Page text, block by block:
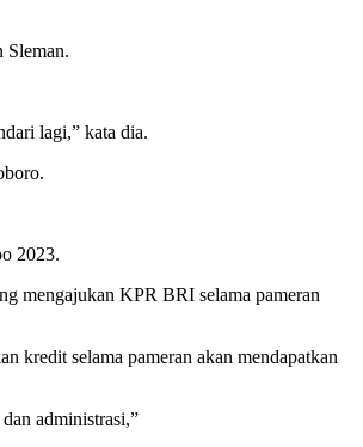
Sleman.
lagi,” kata dia.
2023.
mengajukan KPR BRI selama pameran
kredit selama pameran akan mendapatkan
administrasi,”